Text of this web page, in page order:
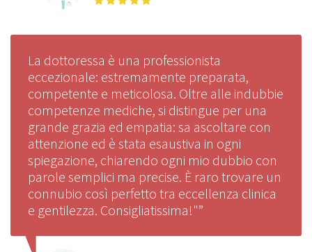
La dottoressa è una professionista
eccezionale: estremamente preparata,
competente e meticolosa. Oltre alle indubbie
competenze mediche, si distingue per una
grande grazia ed empatia: sa ascoltare con
attenzione ed è stata esaustiva in ogni
spiegazione, chiarendo ogni mio dubbio con
parole semplici ma precise. È raro trovare un
connubio così perfetto tra eccellenza clinica
e gentilezza. Consigliatissima!"”